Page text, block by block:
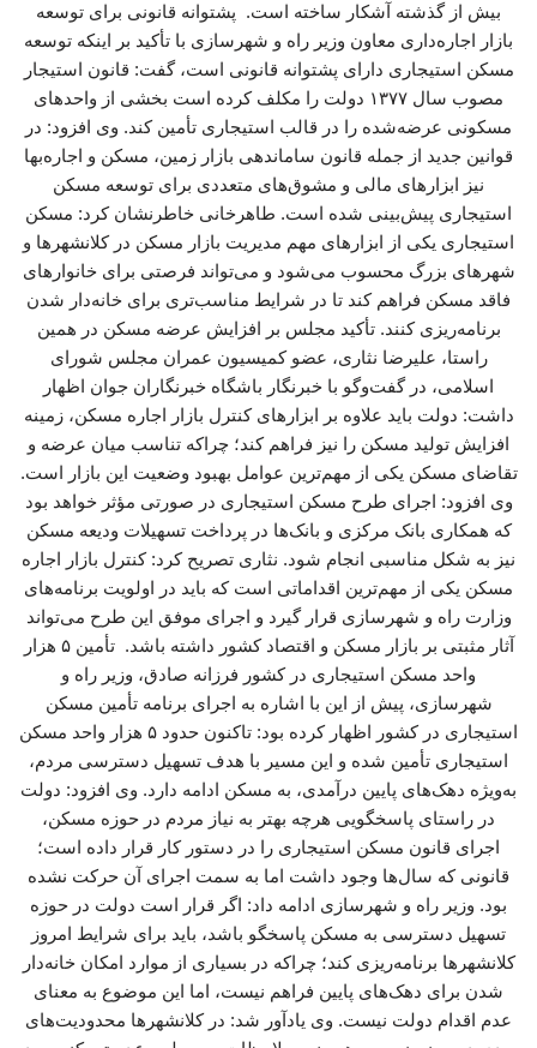
بیش از گذشته آشکار ساخته است. پشتوانه قانونی برای توسعه
بازار اجاره‌داری معاون وزیر راه و شهرسازی با تأکید بر اینکه توسعه
مسکن استیجاری دارای پشتوانه قانونی است، گفت: قانون استیجار
مصوب سال ۱۳۷۷ دولت را مکلف کرده است بخشی از واحدهای
مسکونی عرضه‌شده را در قالب استیجاری تأمین کند. وی افزود: در
قوانین جدید از جمله قانون ساماندهی بازار زمین، مسکن و اجاره‌بها
نیز ابزارهای مالی و مشوق‌های متعددی برای توسعه مسکن
استیجاری پیش‌بینی شده است. طاهرخانی خاطرنشان کرد: مسکن
استیجاری یکی از ابزارهای مهم مدیریت بازار مسکن در کلانشهرها و
شهرهای بزرگ محسوب می‌شود و می‌تواند فرصتی برای خانوارهای
فاقد مسکن فراهم کند تا در شرایط مناسب‌تری برای خانه‌دار شدن
برنامه‌ریزی کنند. تأکید مجلس بر افزایش عرضه مسکن در همین
راستا، علیرضا نثاری، عضو کمیسیون عمران مجلس شورای
اسلامی، در گفت‌وگو با خبرنگار باشگاه خبرنگاران جوان اظهار
داشت: دولت باید علاوه بر ابزارهای کنترل بازار اجاره مسکن، زمینه
افزایش تولید مسکن را نیز فراهم کند؛ چراکه تناسب میان عرضه و
تقاضای مسکن یکی از مهم‌ترین عوامل بهبود وضعیت این بازار است.
وی افزود: اجرای طرح مسکن استیجاری در صورتی مؤثر خواهد بود
که همکاری بانک مرکزی و بانک‌ها در پرداخت تسهیلات ودیعه مسکن
نیز به شکل مناسبی انجام شود. نثاری تصریح کرد: کنترل بازار اجاره
مسکن یکی از مهم‌ترین اقداماتی است که باید در اولویت برنامه‌های
وزارت راه و شهرسازی قرار گیرد و اجرای موفق این طرح می‌تواند
آثار مثبتی بر بازار مسکن و اقتصاد کشور داشته باشد. تأمین ۵ هزار
واحد مسکن استیجاری در کشور فرزانه صادق، وزیر راه و
شهرسازی، پیش از این با اشاره به اجرای برنامه تأمین مسکن
استیجاری در کشور اظهار کرده بود: تاکنون حدود ۵ هزار واحد مسکن
استیجاری تأمین شده و این مسیر با هدف تسهیل دسترسی مردم،
به‌ویژه دهک‌های پایین درآمدی، به مسکن ادامه دارد. وی افزود: دولت
در راستای پاسخگویی هرچه بهتر به نیاز مردم در حوزه مسکن،
اجرای قانون مسکن استیجاری را در دستور کار قرار داده است؛
قانونی که سال‌ها وجود داشت اما به سمت اجرای آن حرکت نشده
بود. وزیر راه و شهرسازی ادامه داد: اگر قرار است دولت در حوزه
تسهیل دسترسی به مسکن پاسخگو باشد، باید برای شرایط امروز
کلانشهرها برنامه‌ریزی کند؛ چراکه در بسیاری از موارد امکان خانه‌دار
شدن برای دهک‌های پایین فراهم نیست، اما این موضوع به معنای
عدم اقدام دولت نیست. وی یادآور شد: در کلانشهرها محدودیت‌های